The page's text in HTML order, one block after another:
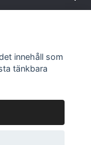
innehåll som
tänkbara